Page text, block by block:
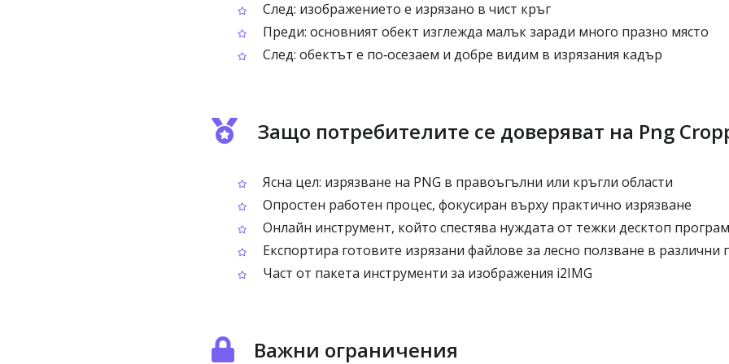
След: изображението е изрязано в чист кръг
Преди: основният обект изглежда малък заради много празно място
След: обектът е по‑осезаем и добре видим в изрязания кадър
Защо потребителите се доверяват на Png
Ясна цел: изрязване на PNG в правоъгълни или кръгли области
Опростен работен процес, фокусиран върху практично изрязване
Онлайн инструмент, който спестява нуждата от тежки десктоп
Експортира готовите изрязани файлове за лесно ползване в различни
Част от пакета инструменти за изображения i2IMG
Важни ограничения